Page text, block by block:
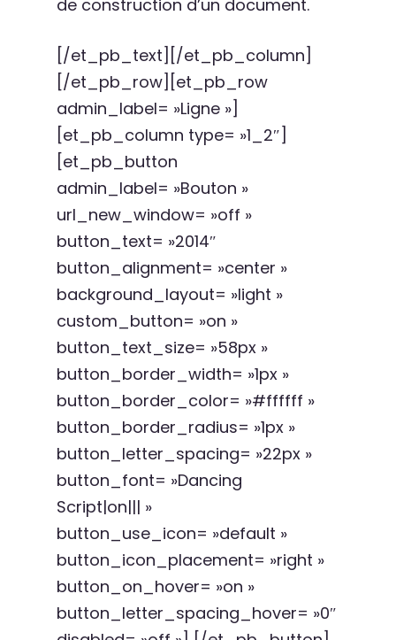
de construction d’un document.
[/et_pb_text][/et_pb_column]
[/et_pb_row][et_pb_row
admin_label= »Ligne »]
[et_pb_column type= »1_2″]
[et_pb_button
admin_label= »Bouton »
url_new_window= »off »
button_text= »2014″
button_alignment= »center »
background_layout= »light »
custom_button= »on »
button_text_size= »58px »
button_border_width= »1px »
button_border_color= »#ffffff »
button_border_radius= »1px »
button_letter_spacing= »22px »
button_font= »Dancing
Script|on||| »
button_use_icon= »default »
button_icon_placement= »right »
button_on_hover= »on »
button_letter_spacing_hover= »0″